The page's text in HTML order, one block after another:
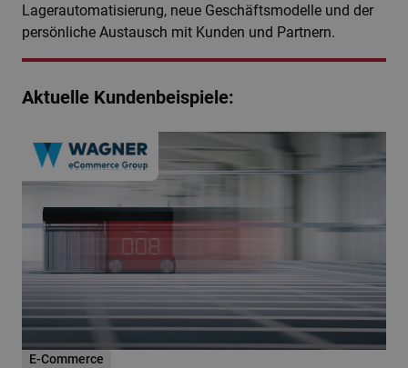
Lagerautomatisierung, neue Geschäftsmodelle und der
persönliche Austausch mit Kunden und Partnern.
Aktuelle Kundenbeispiele:
E-Commerce